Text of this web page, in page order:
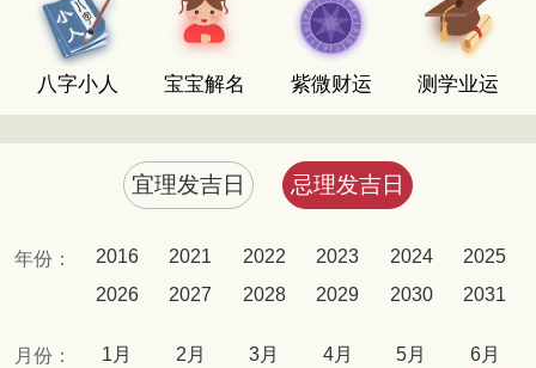
八字小人 宝宝解名 紫微财运 测学业运
宜理发吉日 忌理发吉日
年份： 2016 2021 2022 2023 2024
2025
2026
2027 2028 2029 2030 2031
月份： 1月 2月 3月 4月 5月 6月